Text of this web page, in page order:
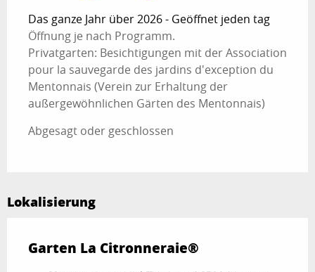
Das ganze Jahr über 2026 - Geöffnet jeden tag
Öffnung je nach Programm.
Privatgarten: Besichtigungen mit der Association
pour la sauvegarde des jardins d'exception du
Mentonnais (Verein zur Erhaltung der
außergewöhnlichen Gärten des Mentonnais)
Abgesagt oder geschlossen
Lokalisierung
Garten La Citronneraie®